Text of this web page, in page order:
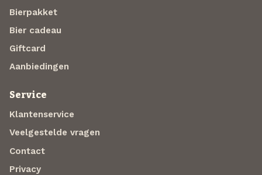
Bierpakket
Bier cadeau
Giftcard
Aanbiedingen
Service
Klantenservice
Veelgestelde vragen
Contact
Privacy